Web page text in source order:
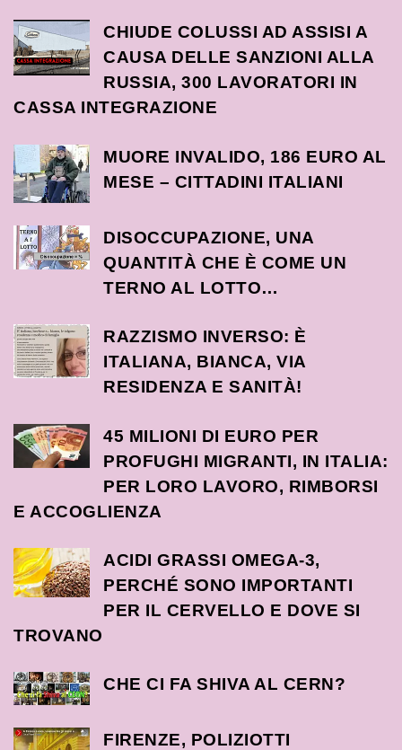
CHIUDE COLUSSI AD ASSISI A
CAUSA DELLE SANZIONI ALLA
RUSSIA, 300 LAVORATORI IN
CASSA INTEGRAZIONE
MUORE INVALIDO, 186 EURO AL
MESE – CITTADINI ITALIANI
DISOCCUPAZIONE, UNA
QUANTITÀ CHE È COME UN
TERNO AL LOTTO…
RAZZISMO INVERSO: È
ITALIANA, BIANCA, VIA
RESIDENZA E SANITÀ!
45 MILIONI DI EURO PER
PROFUGHI MIGRANTI, IN ITALIA:
PER LORO LAVORO, RIMBORSI
E ACCOGLIENZA
ACIDI GRASSI OMEGA-3,
PERCHÉ SONO IMPORTANTI
PER IL CERVELLO E DOVE SI
TROVANO
CHE CI FA SHIVA AL CERN?
FIRENZE, POLIZIOTTI